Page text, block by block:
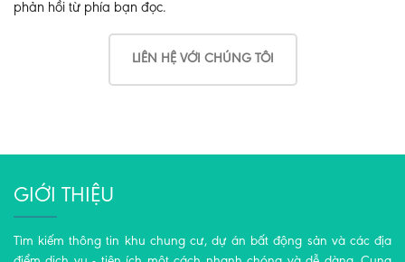
phản hồi từ phía bạn đọc.
LIÊN HỆ VỚI CHÚNG TÔI
GIỚI THIỆU
Tìm kiếm thông tin khu chung cư, dự án bất động sản và các địa